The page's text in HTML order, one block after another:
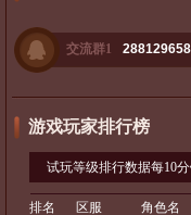
交流群1 288129658
游戏玩家排行榜
试玩等级排行数据每10
排名 区服 角色名